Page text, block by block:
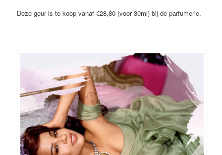
Deze geur is te koop vanaf €28,80 (voor 30ml) bij de parfumerie.